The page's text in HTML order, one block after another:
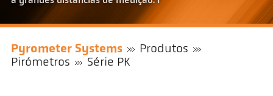
Pyrometer Systems
Produtos
Pirómetros
Série PK